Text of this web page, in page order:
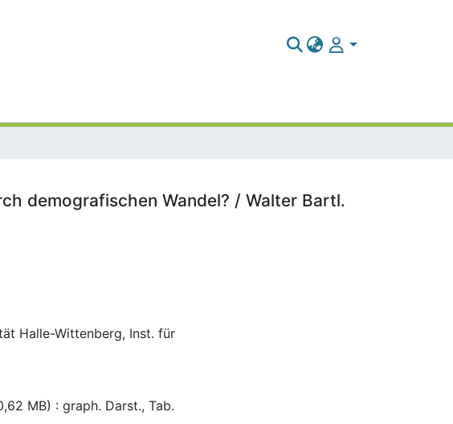
demografischen Wandel? / Walter Bartl.
Halle-Wittenberg, Inst. für
MB) : graph. Darst., Tab.